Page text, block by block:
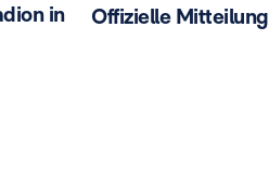
in
Offizielle Mitteilung